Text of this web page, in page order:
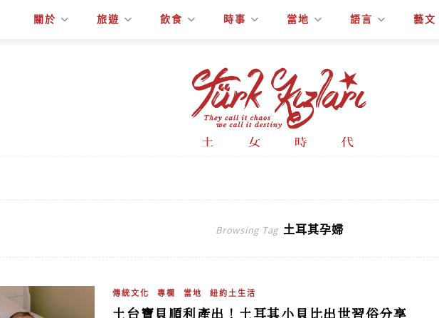
關於 旅遊 飲食 時事 當地 語言 藝文
Browsing Tag 土耳其孕婦
傳統文化 專欄 當地 紐約土生活
土台寶貝順利產出！土耳其小貝比出世習俗分享